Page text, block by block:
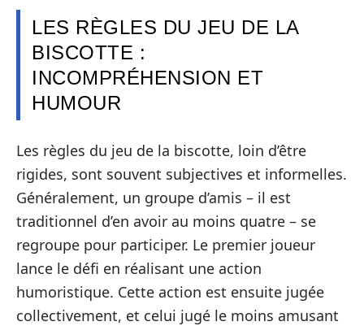
LES RÈGLES DU JEU DE LA
BISCOTTE :
INCOMPRÉHENSION ET
HUMOUR
Les règles du jeu de la biscotte, loin d’être
rigides, sont souvent subjectives et informelles.
Généralement, un groupe d’amis – il est
traditionnel d’en avoir au moins quatre – se
regroupe pour participer. Le premier joueur
lance le défi en réalisant une action
humoristique. Cette action est ensuite jugée
collectivement, et celui jugé le moins amusant